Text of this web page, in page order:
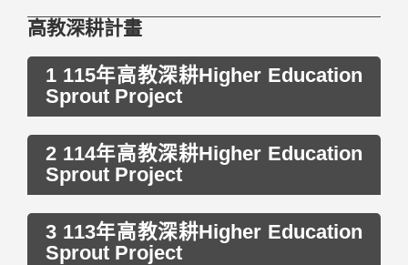
高教深耕計畫
1 115年高教深耕Higher Education
Sprout Project
2 114年高教深耕Higher Education
Sprout Project
3 113年高教深耕Higher Education
Sprout Project